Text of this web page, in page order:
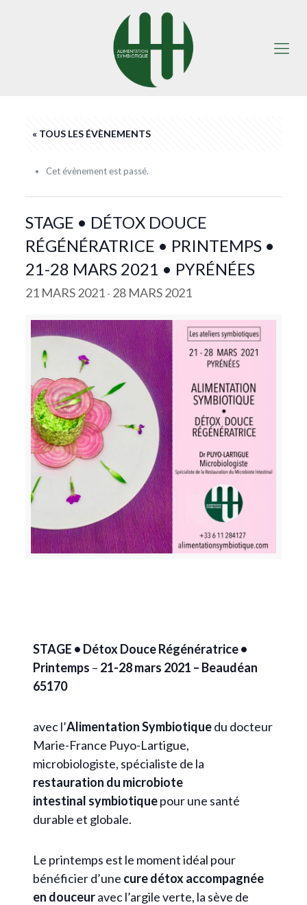
« TOUS LES ÉVÈNEMENTS
Cet évènement est passé.
STAGE • DÉTOX DOUCE
RÉGÉNÉRATRICE • PRINTEMPS •
21-28 MARS 2021 • PYRÉNÉES
21 MARS 2021- 28 MARS 2021
STAGE • Détox Douce Régénératrice •
Printemps – 21-28 mars 2021 – Beaudéan
65170
avec l’Alimentation Symbiotiquedu docteur
Marie-France Puyo-Lartigue,
microbiologiste, spécialiste de la
restauration du microbiote
intestinal symbiotiquepour une santé
durable et globale.
Le printemps est le moment idéal pour
bénéficier d’une cure détox accompagnée
en douceuravec l’argile verte, la sève de